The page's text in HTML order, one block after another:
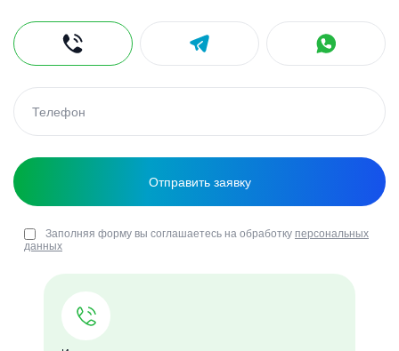
Заполняя форму вы соглашаетесь на обработку персональных
данных